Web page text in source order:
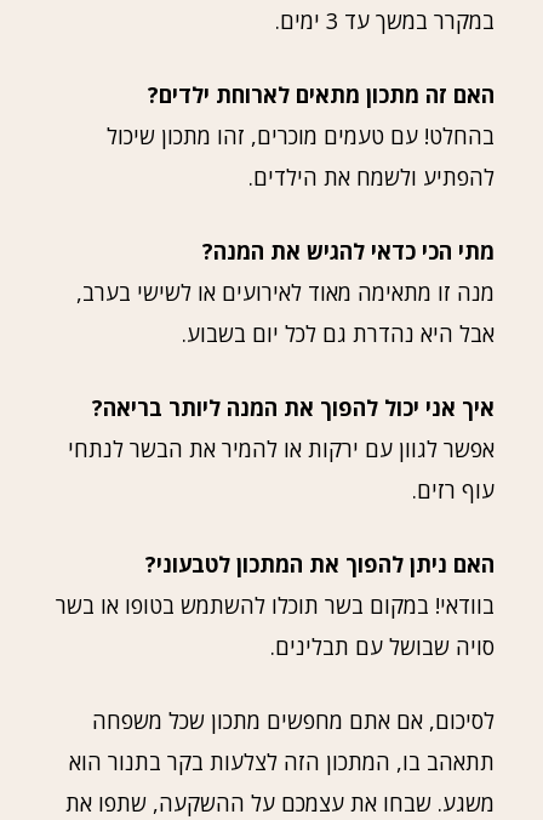
במקרר במשך עד 3 ימים.
האם זה מתכון מתאים לארוחת ילדים?
בהחלט! עם טעמים מוכרים, זהו מתכון שיכול
להפתיע ולשמח את הילדים.
מתי הכי כדאי להגיש את המנה?
מנה זו מתאימה מאוד לאירועים או לשישי בערב,
אבל היא נהדרת גם לכל יום בשבוע.
איך אני יכול להפוך את המנה ליותר בריאה?
אפשר לגוון עם ירקות או להמיר את הבשר לנתחי
עוף רזים.
האם ניתן להפוך את המתכון לטבעוני?
בוודאי! במקום בשר תוכלו להשתמש בטופו או בשר
סויה שבושל עם תבלינים.
לסיכום, אם אתם מחפשים מתכון שכל משפחה
תתאהב בו, המתכון הזה לצלעות בקר בתנור הוא
משגע. שבחו את עצמכם על ההשקעה, שתפו את